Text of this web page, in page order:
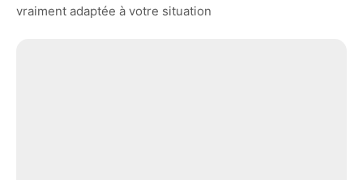
vraiment adaptée à votre situation